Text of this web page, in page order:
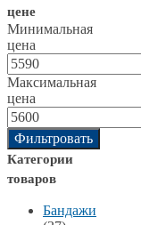
цене
Минимальная
цена
Максимальная
цена
Фильтровать
Категории
товаров
Бандажи